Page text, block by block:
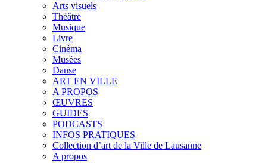
Arts visuels
Théâtre
Musique
Livre
Cinéma
Musées
Danse
ART EN VILLE
A PROPOS
ŒUVRES
GUIDES
PODCASTS
INFOS PRATIQUES
Collection d’art de la Ville de Lausanne
A propos